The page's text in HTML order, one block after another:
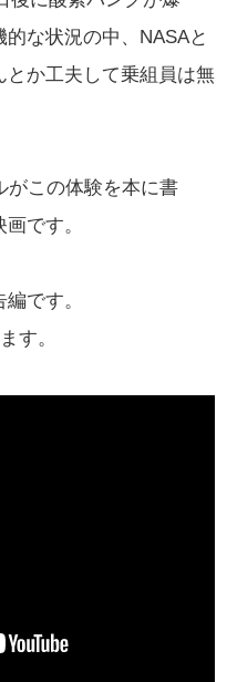
な状況の中、NASAと
か工夫して乗組員は無
がこの体験を本に書
です。
です。
す。